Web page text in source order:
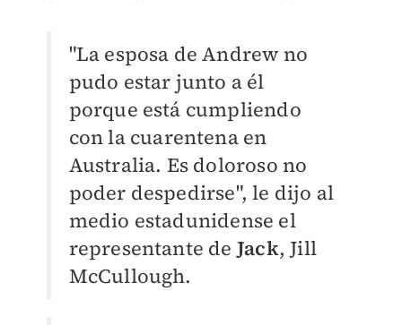
"La esposa de Andrew no
pudo estar junto a él
porque está cumpliendo
con la cuarentena en
Australia. Es doloroso no
poder despedirse", le dijo al
medio estadunidense el
representante de Jack, Jill
McCullough.